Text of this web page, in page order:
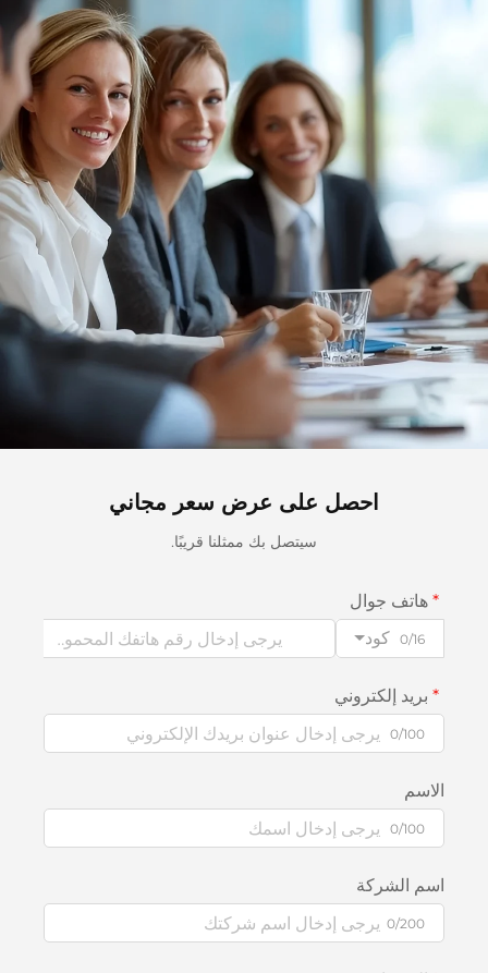
احصل على عرض سعر مجاني
سيتصل بك ممثلنا قريبًا.
هاتف جوال
كود
0/16
بريد إلكتروني
0/100
الاسم
0/100
اسم الشركة
0/200